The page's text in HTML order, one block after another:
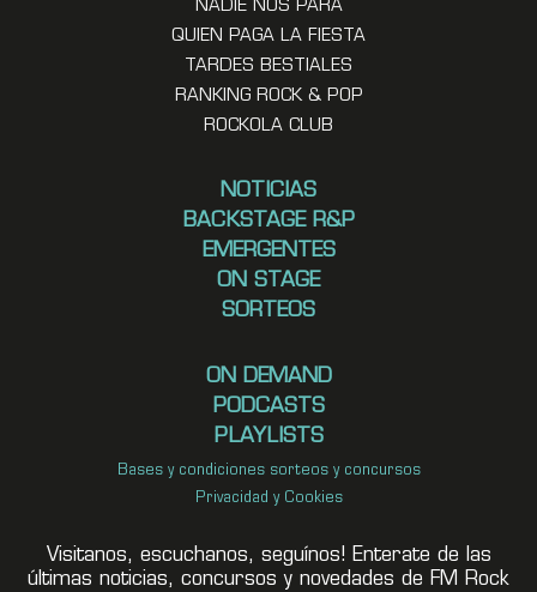
NADIE NOS PARA
QUIEN PAGA LA FIESTA
TARDES BESTIALES
RANKING ROCK & POP
ROCKOLA CLUB
NOTICIAS
BACKSTAGE R&P
EMERGENTES
ON STAGE
SORTEOS
ON DEMAND
PODCASTS
PLAYLISTS
Bases y condiciones sorteos y concursos
Privacidad y Cookies
Visitanos, escuchanos, seguínos! Enterate de las
últimas noticias, concursos y novedades de FM Rock